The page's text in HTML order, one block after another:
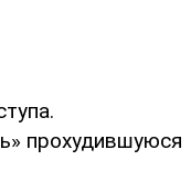
прохудившуюся